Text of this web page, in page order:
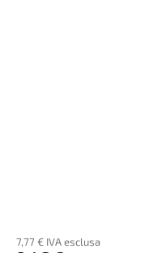
7,77 € IVA esclusa